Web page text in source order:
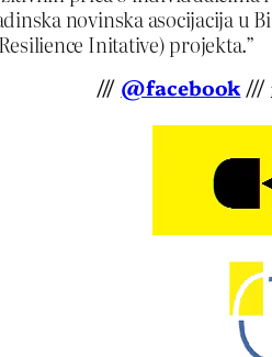
novinska asocijacija u
Initative) projekta.”
/// @facebook///